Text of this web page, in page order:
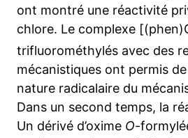
ont montré une réactivité
chlore. Le complexe
trifluorométhylés avec des
mécanistiques ont permis
nature radicalaire du
Dans un second temps, la
Un dérivé d’oxime O-